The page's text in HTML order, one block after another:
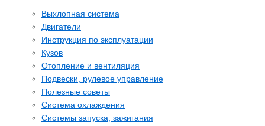
Выхлопная система
Двигатели
Инструкция по эксплуатации
Кузов
Отопление и вентиляция
Подвески, рулевое управление
Полезные советы
Система охлаждения
Системы запуска, зажигания